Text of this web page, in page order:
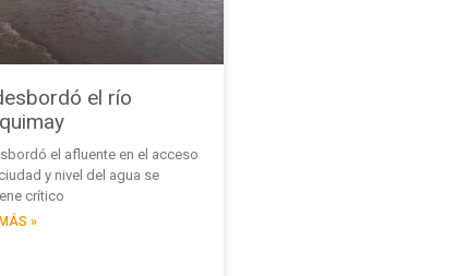
el río
el afluente en el acceso
y nivel del agua se
crítico
»